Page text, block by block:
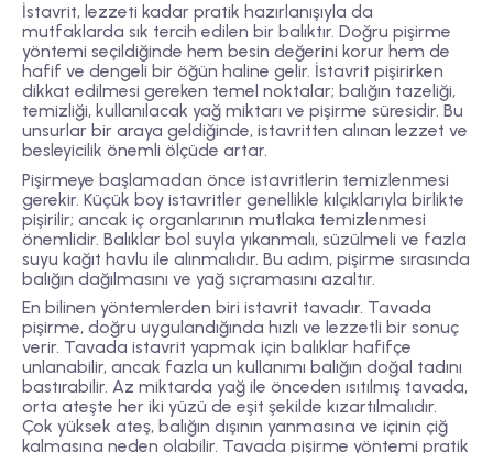
İstavrit, lezzeti kadar pratik hazırlanışıyla da
mutfaklarda sık tercih edilen bir balıktır. Doğru pişirme
yöntemi seçildiğinde hem besin değerini korur hem de
hafif ve dengeli bir öğün haline gelir. İstavrit pişirirken
dikkat edilmesi gereken temel noktalar; balığın tazeliği,
temizliği, kullanılacak yağ miktarı ve pişirme süresidir. Bu
unsurlar bir araya geldiğinde, istavritten alınan lezzet ve
besleyicilik önemli ölçüde artar.
Pişirmeye başlamadan önce istavritlerin temizlenmesi
gerekir. Küçük boy istavritler genellikle kılçıklarıyla birlikte
pişirilir; ancak iç organlarının mutlaka temizlenmesi
önemlidir. Balıklar bol suyla yıkanmalı, süzülmeli ve fazla
suyu kağıt havlu ile alınmalıdır. Bu adım, pişirme sırasında
balığın dağılmasını ve yağ sıçramasını azaltır.
En bilinen yöntemlerden biri istavrit tavadır. Tavada
pişirme, doğru uygulandığında hızlı ve lezzetli bir sonuç
verir. Tavada istavrit yapmak için balıklar hafifçe
unlanabilir, ancak fazla un kullanımı balığın doğal tadını
bastırabilir. Az miktarda yağ ile önceden ısıtılmış tavada,
orta ateşte her iki yüzü de eşit şekilde kızartılmalıdır.
Çok yüksek ateş, balığın dışının yanmasına ve içinin çiğ
kalmasına neden olabilir. Tavada pişirme yöntemi pratik